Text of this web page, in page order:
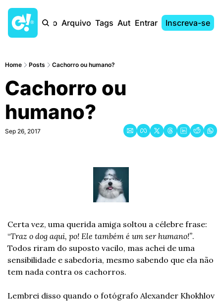
Início Arquivo Tags AutoresEntrar Inscreva-se
Home Posts Cachorro ou humano?
Cachorro ou
humano?
Sep 26, 2017
Certa vez, uma querida amiga soltou a célebre frase:
“Traz o dog aqui, po! Ele também é um ser humano!”.
Todos riram do suposto vacilo, mas achei de uma
sensibilidade e sabedoria, mesmo sabendo que ela não
tem nada contra os cachorros.
Lembrei disso quando o fotógrafo Alexander Khokhlov